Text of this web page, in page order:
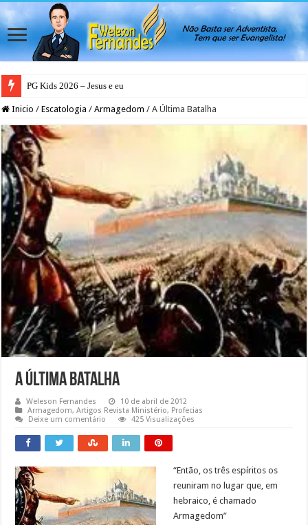
PG Kids 2026 – Jesus e eu
Inicio / Escatologia / Armagedom / A Última Batalha
A Última Batalha
Weleson Fernandes
10 de abril de 2012
Armagedom,Artigos Revista Ministério, Profecias
Deixe um comentário
425 Visualizações
“Então, os três espíritos os
reuniram no lugar que, em
hebraico, é chamado
Armagedom”